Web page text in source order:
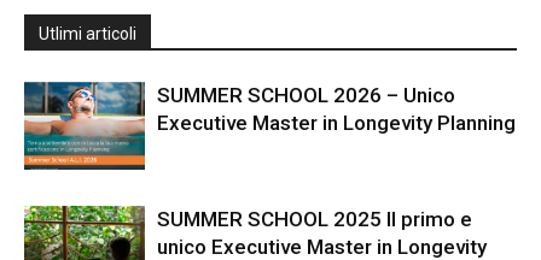
Utlimi articoli
SUMMER SCHOOL 2026 – Unico
Executive Master in Longevity Planning
SUMMER SCHOOL 2025 Il primo e
unico Executive Master in Longevity